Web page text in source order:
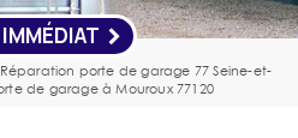
Réparation porte de garage 77 Seine-et-
de garage à Mouroux 77120